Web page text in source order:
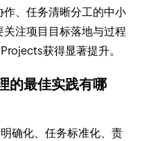
、任务清晰分工的中小
注项目目标落地与过程
获得显著提升。
的最佳实践有哪
确化、任务标准化、责